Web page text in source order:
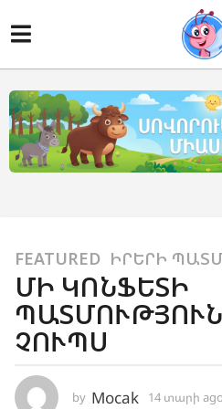
1
4
տ
ա
ր
ի
FEATURED ,ԻՐԵՐԻ
ՄԻ ԿՈՆՖԵՏԻ
ՉՈՒՊՍ
by Mocak 14 տարի ago